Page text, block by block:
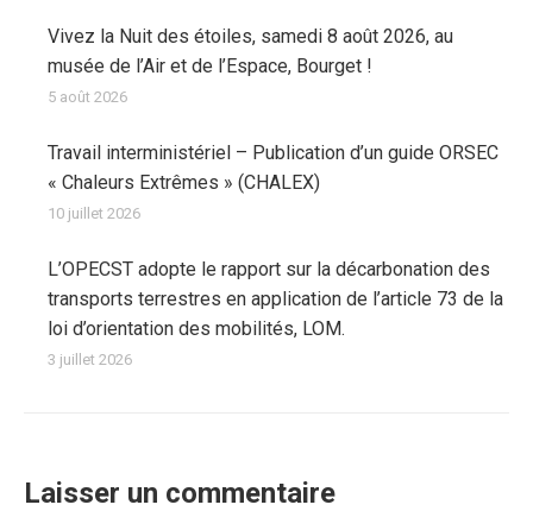
Vivez la Nuit des étoiles, samedi 8 août 2026, au
musée de l’Air et de l’Espace, Bourget !
5 août 2026
Travail interministériel – Publication d’un guide ORSEC
« Chaleurs Extrêmes » (CHALEX)
10 juillet 2026
L’OPECST adopte le rapport sur la décarbonation des
transports terrestres en application de l’article 73 de la
loi d’orientation des mobilités, LOM.
3 juillet 2026
Laisser un commentaire